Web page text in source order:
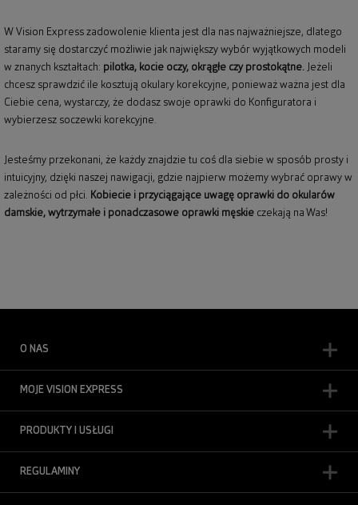
W Vision Express zadowolenie klienta jest dla nas najważniejsze, dlatego
staramy się dostarczyć możliwie jak największy wybór wyjątkowych modeli
w znanych kształtach: pilotka, kocie oczy, okrągłe czy prostokątne. Jeżeli
chcesz sprawdzić ile kosztują okulary korekcyjne, ponieważ ważna jest dla
Ciebie cena, wystarczy, że dodasz swoje oprawki do Konfiguratora i
wybierzesz soczewki korekcyjne.
Jesteśmy przekonani, że każdy znajdzie tu coś dla siebie w sposób prosty i
intuicyjny, dzięki naszej nawigacji, gdzie najpierw możemy wybrać oprawy w
zależności od płci. Kobiecie i przyciągające uwagę oprawki do okularów
damskie, wytrzymałe i ponadczasowe oprawki męskie czekają na Was!
O NAS
MOJE VISION EXPRESS
PRODUKTY I USŁUGI
REGULAMINY